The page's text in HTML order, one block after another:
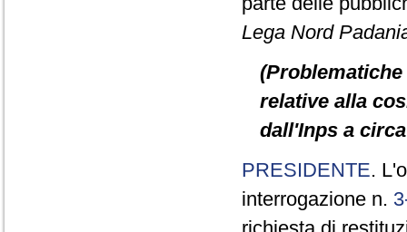
Lega Nord
relative alla
dall'Inps a
PRESIDENTE.
interrogazione n.